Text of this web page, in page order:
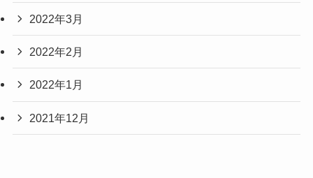
2022年3月
2022年2月
2022年1月
2021年12月